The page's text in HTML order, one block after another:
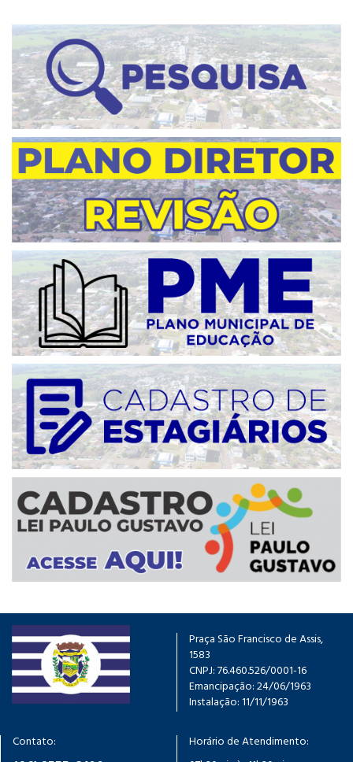
Praça São Francisco de Assis,
1583
CNPJ: 76.460.526/0001-16
Emancipação: 24/06/1963
Instalação: 11/11/1963
Contato:
Horário de Atendimento: